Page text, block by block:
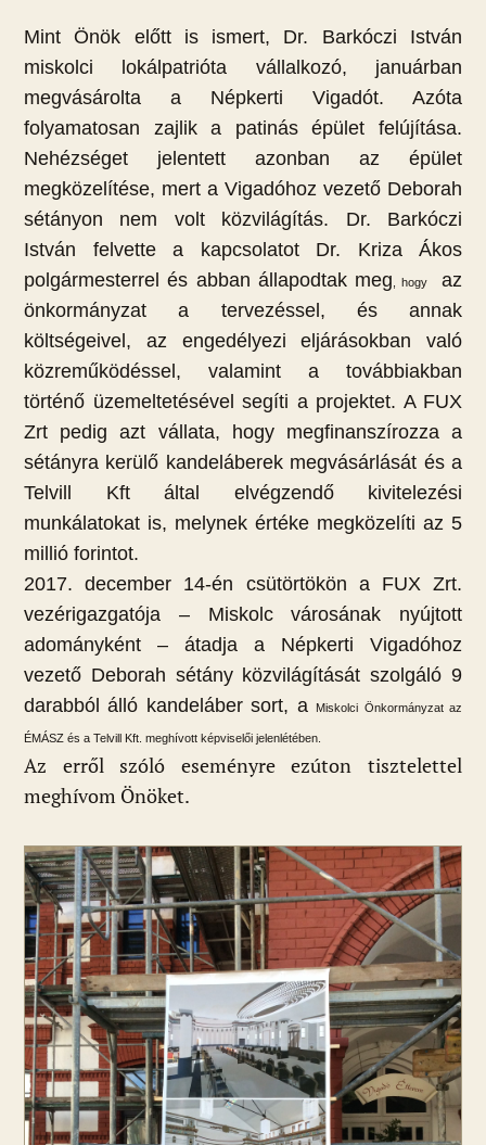
e
b
o
o
k
er at
s
A
p
p
d
di
t
ai t za
m
e
g
Mint Önök előtt is ismert, Dr. Barkóczi István
miskolci lokálpatrióta vállalkozó, januárban
megvásárolta a Népkerti Vigadót. Azóta
folyamatosan zajlik a patinás épület felújítása.
Nehézséget jelentett azonban az épület
megközelítése, mert a Vigadóhoz vezető Deborah
sétányon nem volt közvilágítás. Dr. Barkóczi
István felvette a kapcsolatot Dr. Kriza Ákos
polgármesterrel és abban állapodtak meg , hogy
az
önkormányzat a tervezéssel, és annak
költségeivel, az engedélyezi eljárásokban való
közreműködéssel, valamint a továbbiakban
történő üzemeltetésével segíti a projektet. A FUX
Zrt pedig azt vállata, hogy megfinanszírozza a
sétányra kerülő kandeláberek megvásárlását és a
Telvill Kft által elvégzendő kivitelezési
munkálatokat is, melynek értéke megközelíti az 5
millió forintot.
2017. december 14-én csütörtökön a FUX Zrt.
vezérigazgatója – Miskolc városának nyújtott
adományként – átadja a Népkerti Vigadóhoz
vezető Deborah sétány közvilágítását szolgáló 9
darabból álló kandeláber sort, a
Miskolci Önkormányzat az
ÉMÁSZ és a Telvill Kft. meghívott képviselői jelenlétében.
Az erről szóló eseményre ezúton tisztelettel
meghívom Önöket.